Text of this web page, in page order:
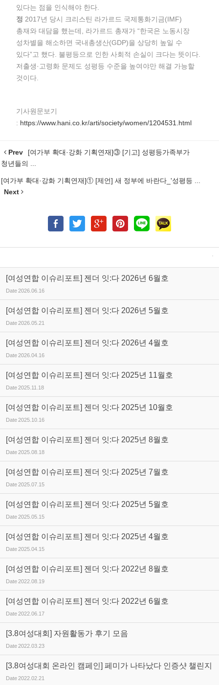
있다는 점을 인식해야 한다.
정 2017년 당시 크리스틴 라가르드 국제통화기금(IMF)
총재와 대담을 했는데, 라가르드 총재가 “한국은 노동시장
성차별을 해소하면 국내총생산(GDP)을 상당히 높일 수
있다”고 했다. 불평등으로 인한 사회적 손실이 크다는 뜻이다.
저출생·고령화 문제도 성평등 수준을 높여야만 해결 가능할
것이다.
기사원문보기
: https://www.hani.co.kr/arti/society/women/1204531.html
Prev
[여가부 확대·강화 기획연재]③ [기고] 성평등가족부가
청년들의 ...
[여가부 확대·강화 기획연재]① [제언] 새 정부에 바란다_'성평등 ...
Next
[여성연합 이슈리포트] 젠더 잇:다 2026년 6월호
Date2026.06.16
[여성연합 이슈리포트] 젠더 잇:다 2026년 5월호
Date2026.05.21
[여성연합 이슈리포트] 젠더 잇:다 2026년 4월호
Date2026.04.16
[여성연합 이슈리포트] 젠더 잇:다 2025년 11월호
Date2025.11.18
[여성연합 이슈리포트] 젠더 잇:다 2025년 10월호
Date2025.10.16
[여성연합 이슈리포트] 젠더 잇:다 2025년 8월호
Date2025.08.18
[여성연합 이슈리포트] 젠더 잇:다 2025년 7월호
Date2025.07.15
[여성연합 이슈리포트] 젠더 잇:다 2025년 5월호
Date2025.05.15
[여성연합 이슈리포트] 젠더 잇:다 2025년 4월호
Date2025.04.15
[여성연합 이슈리포트] 젠더 잇:다 2022년 8월호
Date2022.08.19
[여성연합 이슈리포트] 젠더 잇:다 2022년 6월호
Date2022.06.17
[3.8여성대회] 자원활동가 후기 모음
Date2022.03.23
[3.8여성대회 온라인 캠페인] 페미가 나타났다 인증샷 챌린지
Date2022.02.21